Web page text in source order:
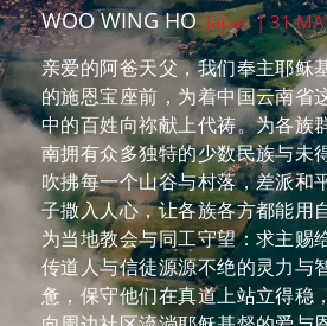
KEVIN LIU Taiwan | 30 MAY
你是预备万事成就万有的主，求
不认识耶稣的人来到你面前，开
们可藉着周遭的基督徒弟兄姊妹
认识耶稣、相信耶稣是唯一的拯
及帮助他们。
高绍恩 Taiwan | 27 MAY 2026